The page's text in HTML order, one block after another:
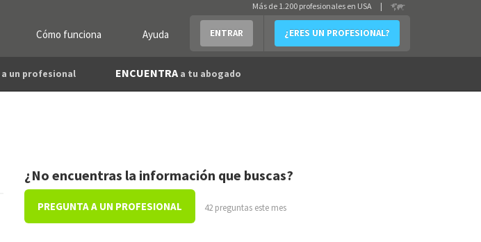
Cómo funciona Ayuda ENTRAR ¿ERES UN PROFESIONAL?
Más de 1.200 profesionales en USA |
a un profesional ENCUENTRA a tu abogado
¿No encuentras la información que buscas?
PREGUNTA A UN PROFESIONAL 42 preguntas este mes